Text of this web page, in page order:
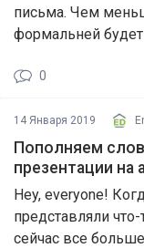
письма. Чем
формальней
0
14 Января 2019
Пополняем
презентации на
Hey, everyone!
представляли
сейчас все